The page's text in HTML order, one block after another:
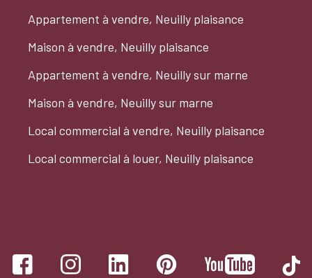
Appartement à vendre, Neuilly plaisance
Maison à vendre, Neuilly plaisance
Appartement à vendre, Neuilly sur marne
Maison à vendre, Neuilly sur marne
Local commercial à vendre, Neuilly plaisance
Local commercial à louer, Neuilly plaisance